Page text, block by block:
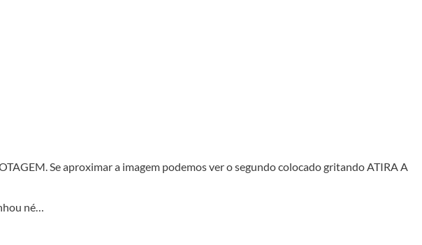
Se aproximar a imagem podemos ver o segundo colocado gritando ATIRA A
né…